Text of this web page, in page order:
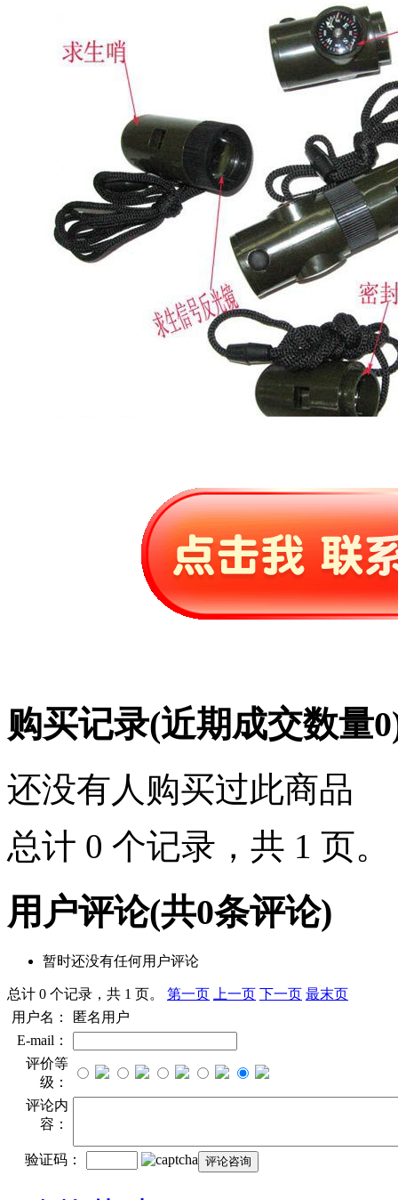
购买记录(近期成交数量0
还没有人购买过此商品
总计 0 个记录，共 1 页。
用户评论(共0条评论)
暂时还没有任何用户评论
总计 0 个记录，共 1 页。 第一页 上一页 下一页 最末页
用户名：
匿名用户
E-mail：
评价等
级：
评论内
容：
验证码：